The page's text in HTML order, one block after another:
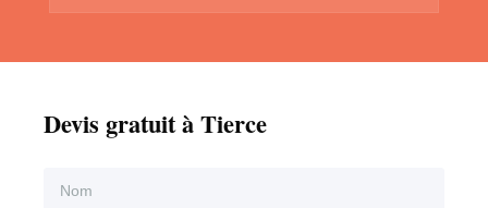
Devis gratuit à Tierce